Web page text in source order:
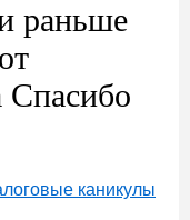
раньше
Спасибо
каникулы